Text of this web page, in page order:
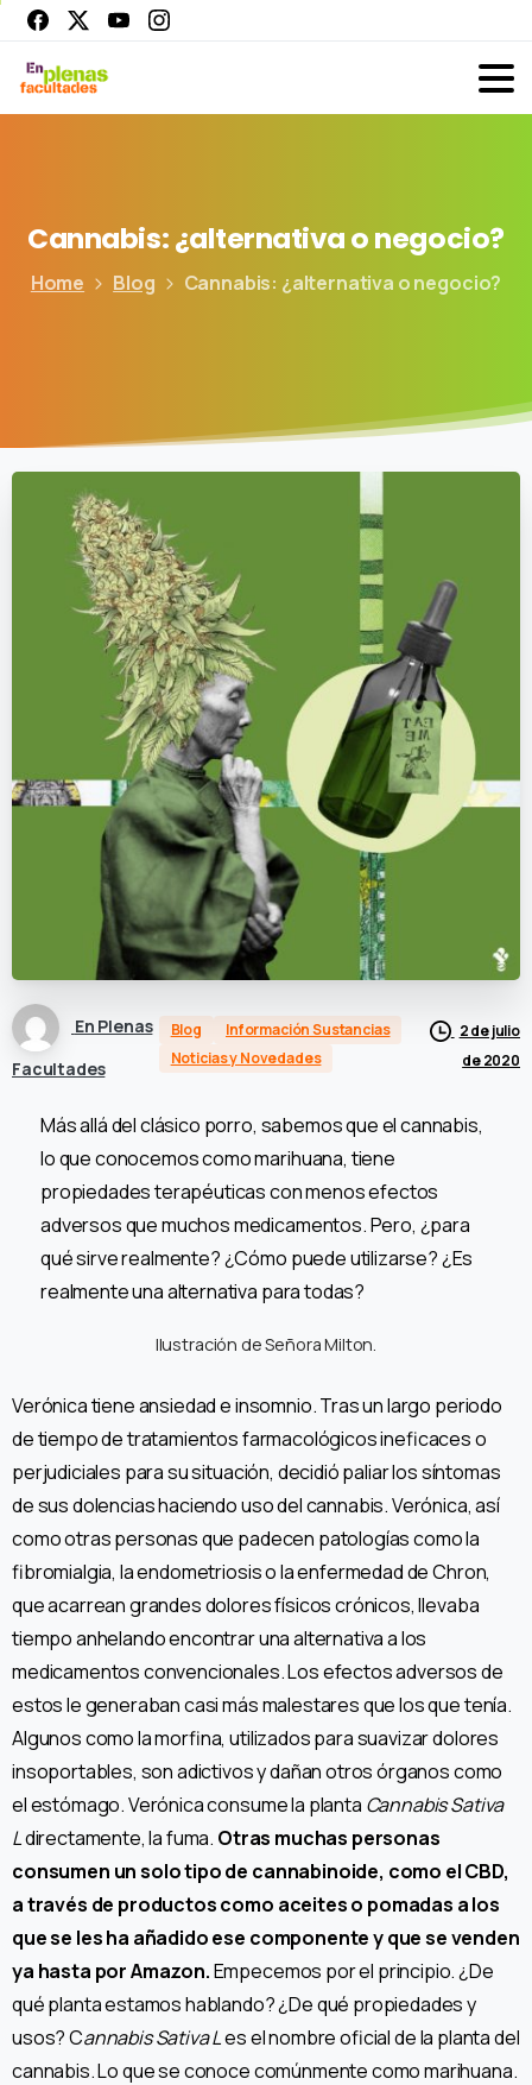
Cannabis:¿alternativaonegocio?
Home Blog Cannabis: ¿alternativa o negocio?
En Plenas
Facultades
Blog
Información Sustancias
Noticias y Novedades
2 de julio
de 2020
Más allá del clásico porro, sabemos que el cannabis,
lo que conocemos como marihuana, tiene
propiedades terapéuticas con menos efectos
adversos que muchos medicamentos. Pero, ¿para
qué sirve realmente? ¿Cómo puede utilizarse? ¿Es
realmente una alternativa para todas?
Ilustración de Señora Milton.
Verónica tiene ansiedad e insomnio. Tras un largo periodo
de tiempo de tratamientos farmacológicos ineficaces o
perjudiciales para su situación, decidió paliar los síntomas
de sus dolencias haciendo uso del cannabis. Verónica, así
como otras personas que padecen patologías como la
fibromialgia, la endometriosis o la enfermedad de Chron,
que acarrean grandes dolores físicos crónicos, llevaba
tiempo anhelando encontrar una alternativa a los
medicamentos convencionales. Los efectos adversos de
estos le generaban casi más malestares que los que tenía.
Algunos como la morfina, utilizados para suavizar dolores
insoportables, son adictivos y dañan otros órganos como
el estómago. Verónica consume la planta Cannabis Sativa
Ldirectamente, la fuma. Otras muchas personas
consumen un solo tipo de cannabinoide, como el CBD,
a través de productos como aceites o pomadas a los
que se les ha añadido ese componente y que se venden
ya hasta por Amazon.Empecemos por el principio. ¿De
qué planta estamos hablando? ¿De qué propiedades y
usos? Cannabis Sativa Les el nombre oficial de la planta del
cannabis. Lo que se conoce comúnmente como marihuana.